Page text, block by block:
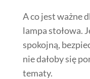
A co jest ważne
lampa stołowa.
spokojną,
nie dałoby się
tematy.